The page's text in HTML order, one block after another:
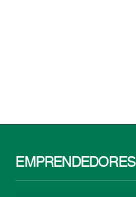
EMPRENDEDORES